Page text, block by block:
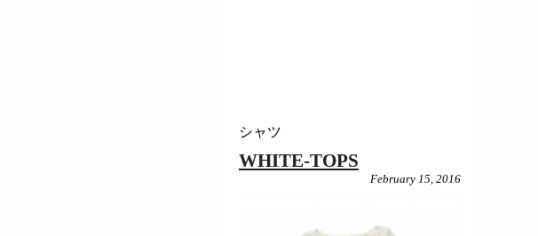
シャツ
WHITE-TOPS
February 15, 2016